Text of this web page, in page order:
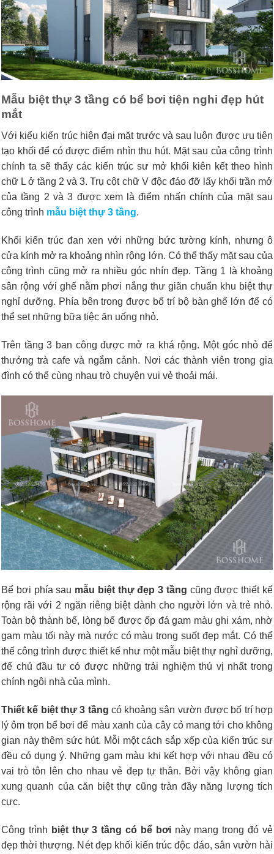
Mẫu biệt thự 3 tầng có bể bơi tiện nghi đẹp hút
mắt
Với kiểu kiến trúc hiện đại mặt trước và sau luôn được ưu tiên
tạo khối để có được điểm nhìn thu hút. Mặt sau của công trình
chính ta sẽ thấy các kiến trúc sư mở khối kiên kết theo hình
chữ L ở tầng 2 và 3. Trụ cột chữ V độc đáo đỡ lấy khối trần mở
của tầng 2 và 3 được xem là điểm nhấn chính của mặt sau
công trình mẫu biệt thự 3 tầng.
Khối kiến trúc đan xen với những bức tường kính, nhưng ô
cửa kính mở ra khoảng nhìn rộng lớn. Có thể thấy mặt sau của
công trình cũng mở ra nhiều góc nhín đẹp. Tầng 1 là khoảng
sân rộng với ghế nằm phơi nắng thư giãn chuẩn khu biệt thự
nghỉ dưỡng. Phía bên trong được bố trí bộ bàn ghế lớn để có
thể set những bữa tiệc ăn uống nhỏ.
Trên tầng 3 ban công được mở ra khá rộng. Một góc nhỏ để
thưởng trà cafe và ngắm cảnh. Nơi các thành viên trong gia
đình có thể cùng nhau trò chuyện vui vẻ thoải mái.
Bể bơi phía sau mẫu biệt thự đẹp 3 tầng cũng được thiết kế
rộng rãi với 2 ngăn riêng biệt dành cho người lớn và trẻ nhỏ.
Toàn bộ thành bể, lòng bể được ốp đá gam màu ghi xám, nhờ
gam màu tối này mà nước có màu trong suốt đẹp mắt. Có thể
thế công trình được thiết kế như một mẫu biệt thự nghỉ dưỡng,
để chủ đầu tư có được những trải nghiệm thú vị nhất trong
chính ngôi nhà của mình.
Thiết kế biệt thự 3 tầng có khoảng sân vườn được bố trí hợp
lý ôm trọn bể bơi để màu xanh của cây cỏ mang tới cho không
gian này thêm sức hút. Mỗi một cách sắp xếp của kiến trúc sư
đều có dụng ý. Những gam màu khi kết hợp với nhau đều có
vai trò tôn lên cho nhau vẻ đẹp tự thân. Bởi vậy không gian
xung quanh của căn biệt thự cũng tràn đầy năng lượng tích
cực.
Công trình biệt thự 3 tầng có bể bơinày mang trong đó vẻ
đẹp thời thượng. Nét đẹp khối kiến trúc độc đáo, sân vườn hài